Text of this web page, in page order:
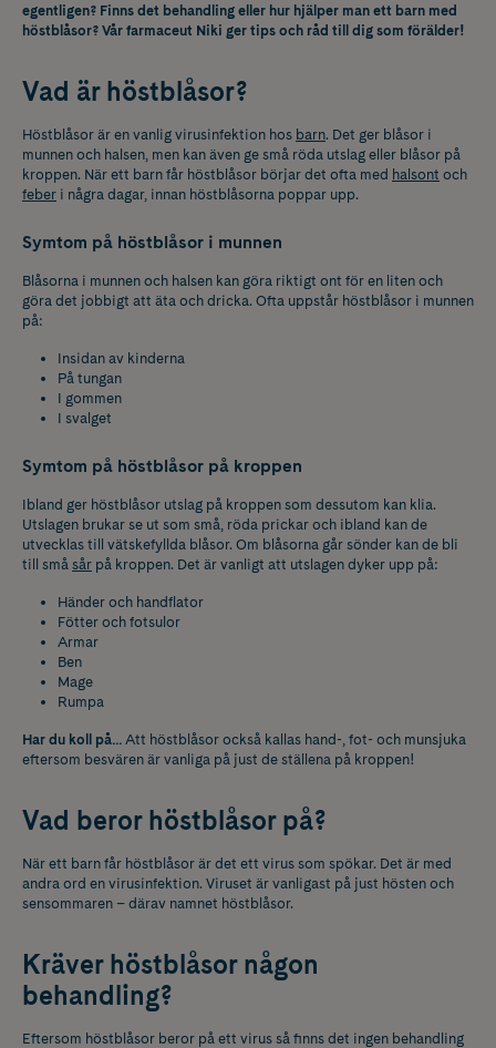
egentligen? Finns det behandling eller hur hjälper man ett barn med
höstblåsor? Vår farmaceut Niki ger tips och råd till dig som förälder!
Vad är höstblåsor?
Höstblåsor är en vanlig virusinfektion hos barn. Det ger blåsor i
munnen och halsen, men kan även ge små röda utslag eller blåsor på
kroppen. När ett barn får höstblåsor börjar det ofta med halsont och
feber i några dagar, innan höstblåsorna poppar upp.
Symtom på höstblåsor i munnen
Blåsorna i munnen och halsen kan göra riktigt ont för en liten och
göra det jobbigt att äta och dricka. Ofta uppstår höstblåsor i munnen
på:
Insidan av kinderna
På tungan
I gommen
I svalget
Symtom på höstblåsor på kroppen
Ibland ger höstblåsor utslag på kroppen som dessutom kan klia.
Utslagen brukar se ut som små, röda prickar och ibland kan de
utvecklas till vätskefyllda blåsor. Om blåsorna går sönder kan de bli
till små sår på kroppen. Det är vanligt att utslagen dyker upp på:
Händer och handflator
Fötter och fotsulor
Armar
Ben
Mage
Rumpa
Har du koll på… Att höstblåsor också kallas hand-, fot- och munsjuka
eftersom besvären är vanliga på just de ställena på kroppen!
Vad beror höstblåsor på?
När ett barn får höstblåsor är det ett virus som spökar. Det är med
andra ord en virusinfektion. Viruset är vanligast på just hösten och
sensommaren – därav namnet höstblåsor.
Kräver höstblåsor någon
behandling?
Eftersom höstblåsor beror på ett virus så finns det ingen behandling